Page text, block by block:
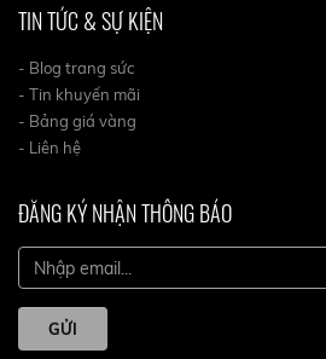
TIN TỨC & SỰ KIỆN
- Blog trang sức
- Tin khuyến mãi
- Bảng giá vàng
- Liên hệ
ĐĂNG KÝ NHẬN THÔNG BÁO
GỬI